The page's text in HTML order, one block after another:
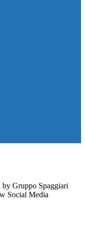
by Gruppo Spaggiari
Social Media